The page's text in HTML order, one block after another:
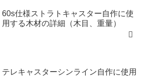
60s仕様ストラトキャスター自作に使
用する木材の詳細（木目、重量）
テレキャスターシンライン自作に使用